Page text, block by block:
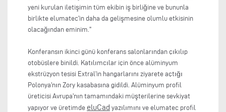
yeni kurulan iletişimin tüm ekibin iş birliğine ve bununla
birlikte elumatec'in daha da gelişmesine olumlu etkisinin
olacağından eminim."
Konferansın ikinci günü konferans salonlarından çıkılıp
otobüslere binildi. Katılımcılar için önce alüminyum
ekstrüzyon tesisi Extral'in hangarlarını ziyarete açtığı
Polonya'nın Zory kasabasına gidildi. Alüminyum profil
üreticisi Avrupa'nın tamamındaki müşterilerine sevkiyat
yapıyor ve üretimde eluCad yazılımını ve elumatec profil